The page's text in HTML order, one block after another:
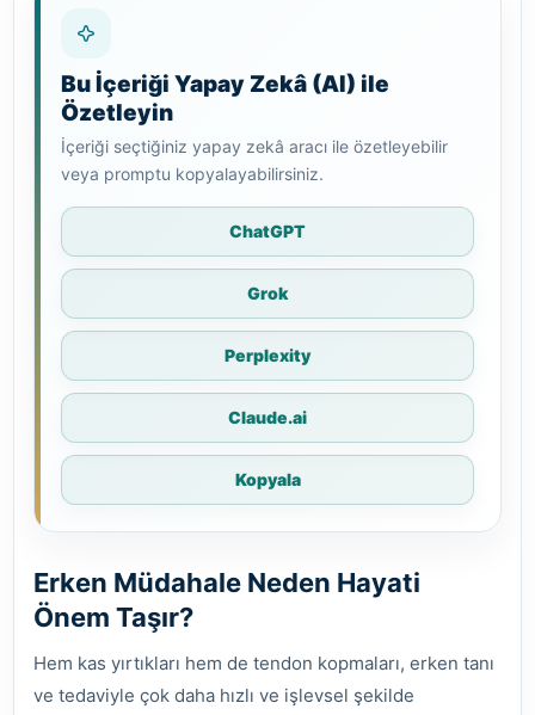
Bu İçeriği Yapay Zekâ (AI) ile
Özetleyin
İçeriği seçtiğiniz yapay zekâ aracı ile özetleyebilir
veya promptu kopyalayabilirsiniz.
ChatGPT
Grok
Perplexity
Claude.ai
Kopyala
Erken Müdahale Neden Hayati
Önem Taşır?
Hem kas yırtıkları hem de tendon kopmaları, erken tanı
ve tedaviyle çok daha hızlı ve işlevsel şekilde